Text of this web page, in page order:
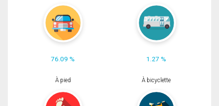
76.09 % 1.27 %
À pied À bicyclette